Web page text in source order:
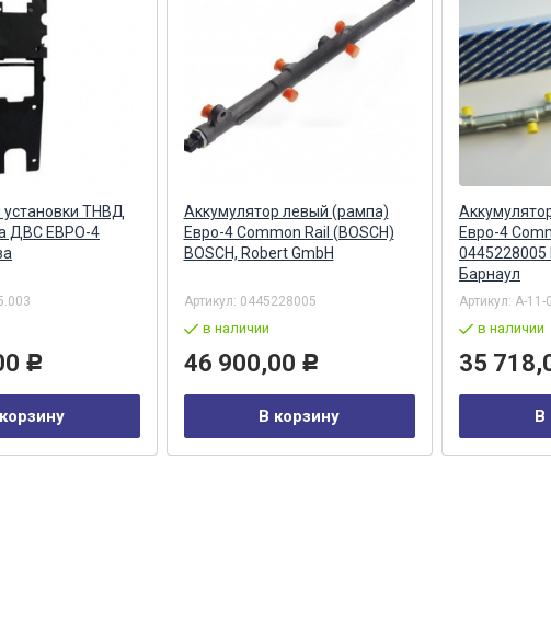
установки ТНВД
ДВС ЕВРО-4
Р
Аккумулятор левый (рампа)
Евро-4 Common Rail (BOSCH)
BOSCH, Robert GmbH
Артикул: 0445228005
в наличии
46 900,00 Р
В корзину
Евро-4
Барнаул
Артикул: А-11-
в наличии
35
В